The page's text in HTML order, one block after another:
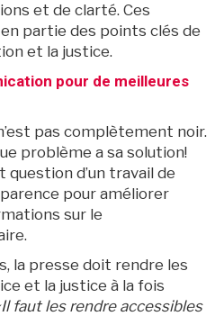
et de clarté. Ces
partie des points clés de
et la justice.
pour de meilleures
pas complètement noir.
problème a sa solution!
question d’un travail de
pour améliorer
sur le
la presse doit rendre les
et la justice à la fois
faut les rendre accessibles